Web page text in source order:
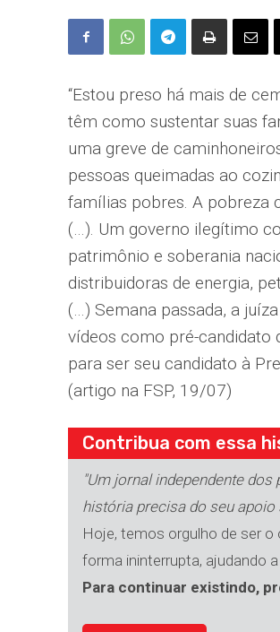
“Estou preso há mais de
têm como sustentar suas
uma greve de
pessoas queimadas ao
famílias pobres. A pobreza
(…). Um governo ilegítimo
patrimônio e soberania
distribuidoras de energia,
(…) Semana passada, a
vídeos como pré-candidato
para ser seu candidato à
(artigo na FSP, 19/07)
Contribua com essa
"Um jornal independente
história precisa do seu apoio
Hoje, temos orgulho de ser o
forma ininterrupta, ajudando
Para continuar existindo,